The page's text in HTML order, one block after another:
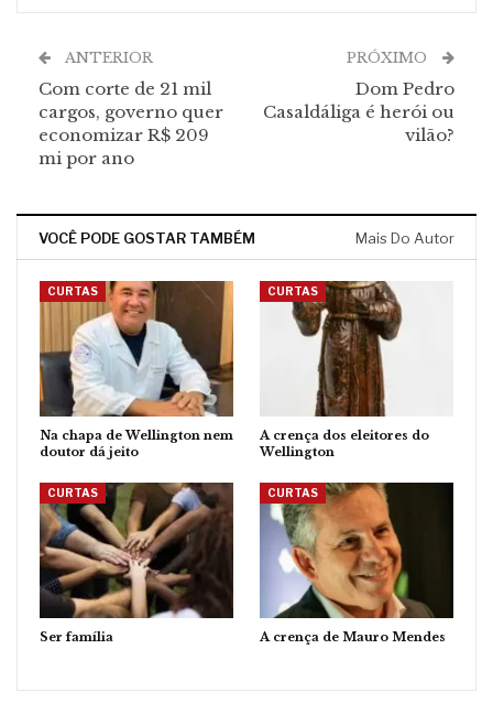
ANTERIOR
Com corte de 21 mil
cargos, governo quer
economizar R$ 209
mi por ano
PRÓXIMO
Dom Pedro
Casaldáliga é herói ou
vilão?
VOCÊ PODE GOSTAR TAMBÉM Mais Do Autor
CURTAS
Na chapa de Wellington nem
doutor dá jeito
CURTAS
A crença dos eleitores do
Wellington
CURTAS
Ser família
CURTAS
A crença de Mauro Mendes